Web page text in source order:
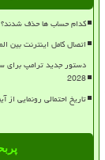
کدام حساب ها حذف شدند؟
اتصال کامل اینترنت بین
دستور جدید ترامپ برای
2028
تاریخ احتمالی رونمایی از آیفون 18 پرو و اولترا